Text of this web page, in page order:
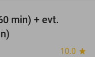
min) + evt.
10.0 star